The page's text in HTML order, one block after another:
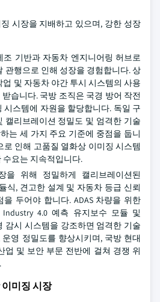
시장을 지배하고 있으며, 강한 성장
조 기반과 자동차 엔지니어링 허브로
관행으로 인해 성장을 경험합니다. 상
및 자동차 야간 투시 시스템의 사용
습니다. 국방 조직은 국경 방어 작전
시스템에 자원을 할당합니다. 독일 구
캘리브레이션 정밀도 및 엄격한 기술
는 세 가지 주요 기준에 중점을 둡니
로 인해 고품질 열화상 이미징 시스템
수요는 지속적입니다.
을 위해 정밀하게 캘리브레이션된
식, 견고한 설계 및 자동차 등급 신뢰
두어야 합니다. ADAS 차량을 위한
4.0 예측 유지보수 모듈 및
감시 시스템을 강조하면 엄격한 기술
영 정밀도를 향상시키며, 국방 현대
업 및 보안 부문 전반에 걸쳐 경쟁 위
미징 시장